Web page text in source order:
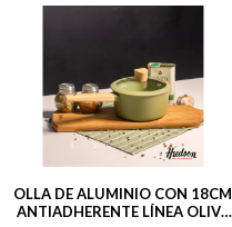
OLLA DE ALUMINIO CON 18CM
ANTIADHERENTE LÍNEA OLIVE